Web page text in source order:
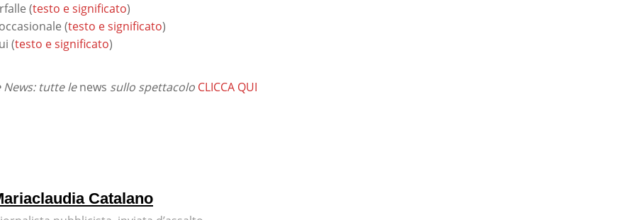
(testo e significato)
(testo e significato)
(testo e significato)
News: tutte lenews sullo spettacolo CLICCA QUI
Catalano